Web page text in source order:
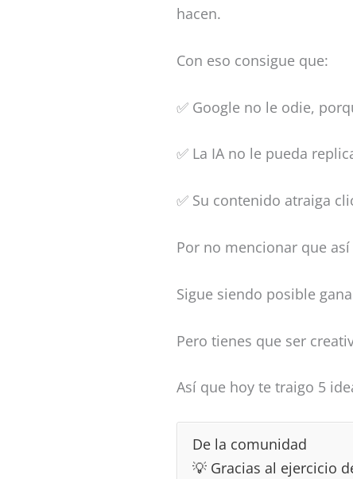
hacen.
Con eso consigue que:
✅ Google no le odie,
✅ La IA no le pueda
✅ Su contenido atraiga
Por no mencionar que
Sigue siendo posible
Pero tienes que ser
Así que hoy te traigo 5
De la comunidad
💡 Gracias al ejercicio